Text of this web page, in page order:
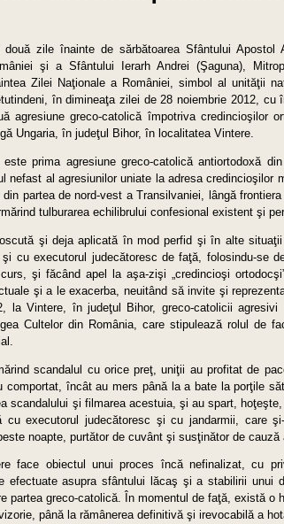
două zile înainte de sărbătoarea Sfântului Apostol
şi a Sfântului Ierarh Andrei (Şaguna),
Zilei Naţionale a României, simbol al unităţii
în dimineaţa zilei de 28 noiembrie 2012, cu
agresiune greco-catolică împotriva credincioşilor
Ungaria, în judeţul Bihor, în localitatea Vintere.
este prima agresiune greco-catolică antiortodoxă
nefast al agresiunilor uniate la adresa credincioşilor
partea de nord-vest a Transilvaniei, lângă
tulburarea echilibrului confesional existent şi
şi deja aplicată în mod perfid şi în alte
cu executorul judecătoresc de faţă, folosindu-se
şi făcând apel la aşa-zişi „credincioşi
şi a le exacerba, neuitând să invite şi
la Vintere, în judeţul Bihor, greco-catolicii
Cultelor din România, care stipulează rolul de
scandalul cu orice preţ, uniţii au profitat de
comportat, încât au mers până la a bate la porţile
scandalului şi filmarea acestuia, şi au spart,
executorul judecătoresc şi cu jandarmii, care
noapte, purtător de cuvânt şi susţinător de cauză
face obiectul unui proces încă nefinalizat, cu
efectuate asupra sfântului lăcaş şi a stabilirii unui
partea greco-catolică. În momentul de faţă, există o
până la rămânerea definitivă şi irevocabilă a